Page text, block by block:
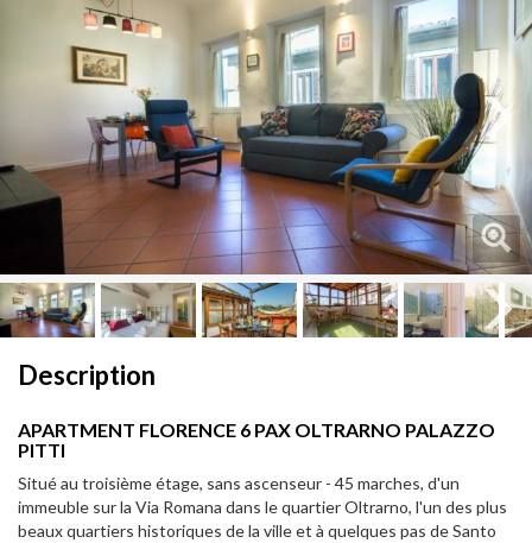
Description
APARTMENT FLORENCE 6 PAX OLTRARNO PALAZZO
PITTI
Situé au troisième étage, sans ascenseur - 45 marches, d'un
immeuble sur la Via Romana dans le quartier Oltrarno, l'un des plus
beaux quartiers historiques de la ville et à quelques pas de Santo